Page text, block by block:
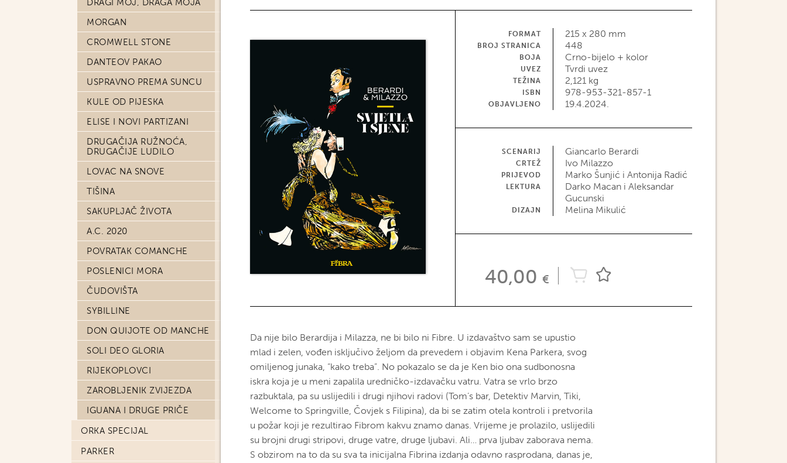
DRAGI MOJ, DRAGA MOJA
MORGAN
CROMWELL STONE
DANTEOV PAKAO
USPRAVNO PREMA SUNCU
KULE OD PIJESKA
ELISE I NOVI PARTIZANI
DRUGAČIJA RUŽNOĆA,
DRUGAČIJE LUDILO
LOVAC NA SNOVE
TIŠINA
SAKUPLJAČ ŽIVOTA
A.C. 2020
POVRATAK COMANCHE
POSLENICI MORA
ČUDOVIŠTA
SYBILLINE
DON QUIJOTE OD MANCHE
SOLI DEO GLORIA
RIJEKOPLOVCI
ZAROBLJENIK ZVIJEZDA
IGUANA I DRUGE PRIČE
ORKA SPECIJAL
PARKER
FORMAT 215 x 280 mm
BROJ STRANICA 448
BOJA Crno-bijelo + kolor
UVEZ Tvrdi uvez
TEŽINA 2,121 kg
ISBN 978-953-321-857-1
OBJAVLJENO 19.4.2024.
SCENARIJ Giancarlo Berardi
CRTEŽ Ivo Milazzo
PRIJEVOD Marko Šunjić i Antonija Radić
LEKTURA
Darko Macan i Aleksandar
Gucunski
DIZAJN Melina Mikulić
40,00 €
Da nije bilo Berardija i Milazza, ne bi bilo ni Fibre. U izdavaštvo sam se upustio
mlad i zelen, vođen isključivo željom da prevedem i objavim Kena Parkera, svog
omiljenog junaka, “kako treba”. No pokazalo se da je Ken bio ona sudbonosna
iskra koja je u meni zapalila uredničko-izdavačku vatru. Vatra se vrlo brzo
razbuktala, pa su uslijedili i drugi njihovi radovi (Tom’s bar, Detektiv Marvin, Tiki,
Welcome to Springville, Čovjek s Filipina), da bi se zatim otela kontroli i pretvorila
u požar koji je rezultirao Fibrom kakvu znamo danas. Vrijeme je prolazilo, uslijedili
su brojni drugi stripovi, druge vatre, druge ljubavi. Ali… prva ljubav zaborava nema.
S obzirom na to da su sva ta inicijalna Fibrina izdanja odavno rasprodana, danas je,